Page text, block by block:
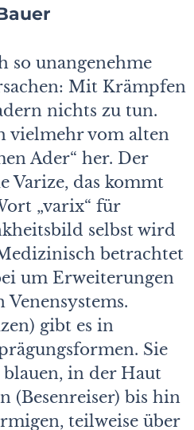
so unangenehme
Mit Krämpfen
nichts zu tun.
vielmehr vom alten
Ader“ her. Der
Varize, das kommt
„varix“ für
selbst wird
betrachtet
um Erweiterungen
gibt es in
Sie
in der Haut
(Besenreiser) bis hin
teilweise über